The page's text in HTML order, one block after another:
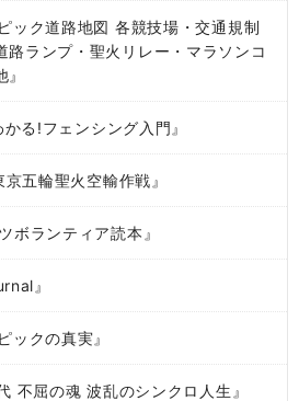
ク道路地図 各競技場・交通規制
路ランプ・聖火リレー・マラソンコ
る!フェンシング入門』
五輪聖火空輸作戦』
ランティア読本』
』
クの真実』
屈の魂 波乱のシンクロ人生』